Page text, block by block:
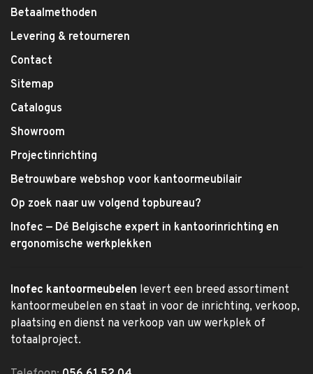
Betaalmethoden
Levering & retourneren
Contact
Sitemap
Catalogus
Showroom
Projectinrichting
Betrouwbare webshop voor kantoormeubilair
Op zoek naar uw volgend topbureau?
Inofec — Dé Belgische expert in kantoorinrichting en
ergonomische werkplekken
Inofec kantoormeubelen levert een breed assortiment
kantoormeubelen en staat in voor de inrichting, verkoop,
plaatsing en dienst na verkoop van uw werkplek of
totaalproject.